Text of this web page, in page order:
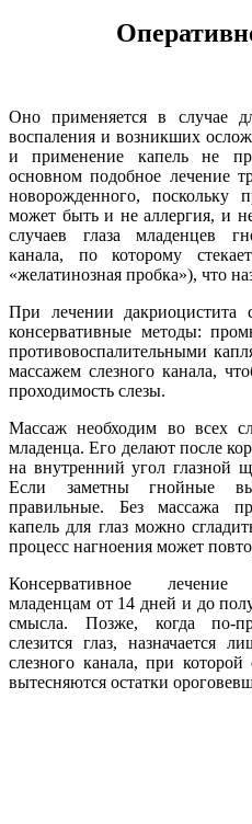
Оно применяется в случае
воспаления и возникших
и применение капель не
основном подобное лечение
новорожденного, поскольку
может быть и не аллергия, и
случаев глаза младенцев
канала, по которому
«желатинозная пробка»), что
При лечении дакриоцистита
консервативные методы:
противовоспалительными
массажем слезного канала,
проходимость слезы.
Массаж необходим во всех
младенца. Его делают после
на внутренний угол глазной
Если заметны гнойные
правильные. Без массажа
капель для глаз можно
процесс нагноения может
Консервативное лечение
младенцам от 14 дней и до
смысла. Позже, когда по-
слезится глаз, назначается
слезного канала, при
вытесняются остатки